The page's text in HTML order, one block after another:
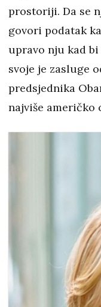
prostoriji. Da se
govori podatak
upravo nju kad
svoje je zasluge
predsjednika
najviše američko